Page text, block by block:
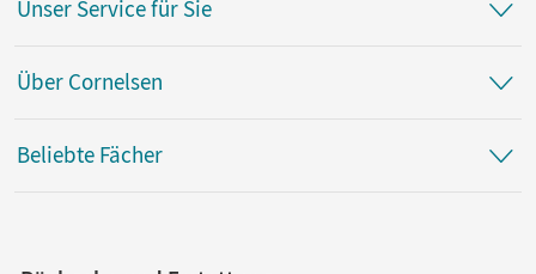
Unser Service für Sie
Über Cornelsen
Beliebte Fächer